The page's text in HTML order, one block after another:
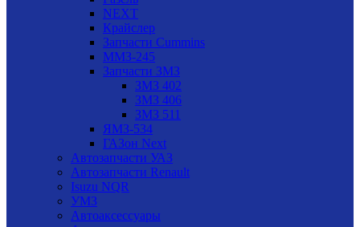
NEXT
Крайслер
Запчасти Cummins
ММЗ-245
Запчасти ЗМЗ
ЗМЗ 402
ЗМЗ 406
ЗМЗ 511
ЯМЗ-534
ГАЗон Next
Автозапчасти УАЗ
Автозапчасти Renault
Isuzu NQR
УМЗ
Автоаксессуары